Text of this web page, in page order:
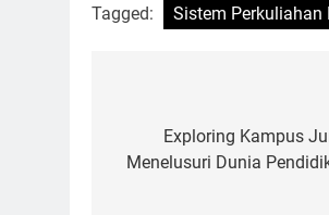
Tagged: Sistem Perkuliahan
navigation
Exploring Kampus
Menelusuri Dunia